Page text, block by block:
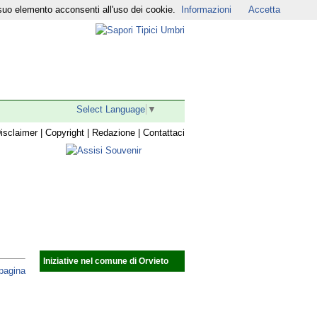
|YouTube|
Select Language ▼
| Copyright Redazione Contattaci
Iniziative nel comune di Orvieto
elemento acconsenti all'uso dei cookie. Informazioni Accetta